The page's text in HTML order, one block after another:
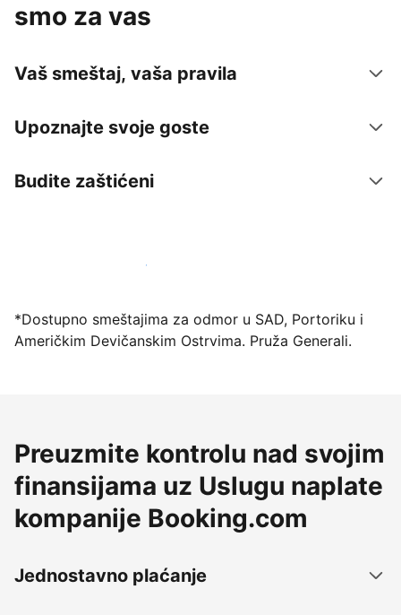
smo za vas
Vaš smeštaj, vaša pravila
Upoznajte svoje goste
Budite zaštićeni
Registrujte svoj objekat već danas
*Dostupno smeštajima za odmor u SAD, Portoriku i
Američkim Devičanskim Ostrvima. Pruža Generali.
Preuzmite kontrolu nad svojim
finansijama uz Uslugu naplate
kompanije Booking.com
Jednostavno plaćanje